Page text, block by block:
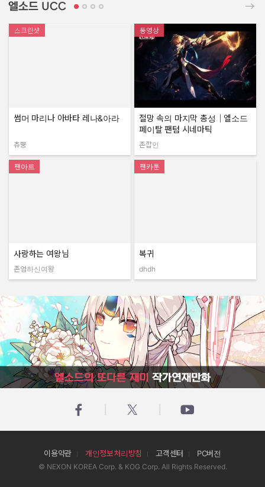
엘소드 UCC
스크린샷
썸머 마리나 아바타 레나&아라
작성자:
츄뿡
동영상
절망 속의 마지막 총성｜엘소드
페이탈 팬텀 시네마틱
작성자:
존깝인
팬아트
사랑하는 여왕님
작성자:
존엄하신여왕
팬카툰
복귀
dhdh
엘소드의 또다른 재미 작가연재만화
이용약관 개인정보처리방침 고객센터 PC버전
© NEXON KOREA Corp. & KOG Corp. All Rights Reserved.